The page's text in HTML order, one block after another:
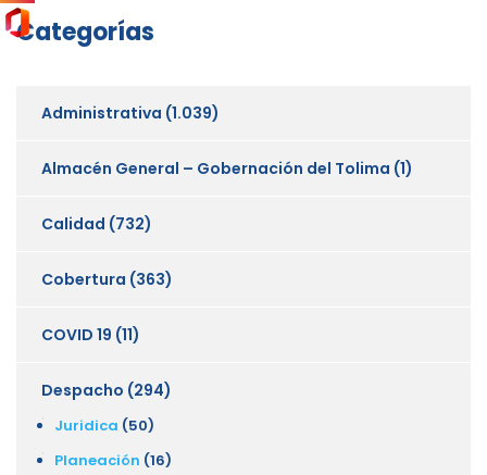
Categorías
Administrativa (1.039)
Almacén General – Gobernación del Tolima (1)
Calidad (732)
Cobertura (363)
COVID 19 (11)
Despacho (294)
Juridica (50)
Planeación (16)